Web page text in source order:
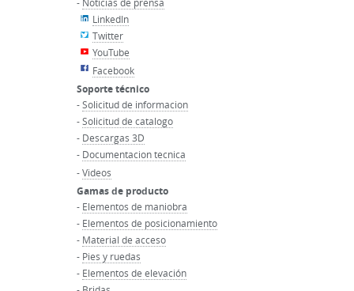
LinkedIn
Twitter
YouTube
Facebook
Soporte técnico
-Solicitud de informacion
-Solicitud de catalogo
- Descargas 3D
- Documentacion tecnica
-Videos
Gamas de producto
- Elementos de maniobra
- Elementos de posicionamiento
- Material de acceso
- Pies y ruedas
- Elementos de elevación